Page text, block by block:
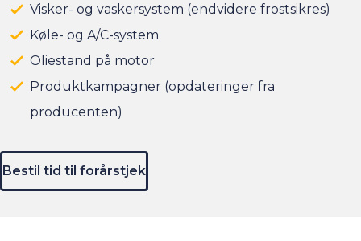
Visker- og vaskersystem (endvidere frostsikres)
Køle- og A/C-system
Oliestand på motor
Produktkampagner (opdateringer fra
producenten)
Bestil tid til forårstjek